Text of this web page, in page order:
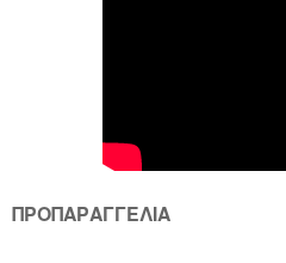
ΠΡΟΠΑΡΑΓΓΕΛΙΑ